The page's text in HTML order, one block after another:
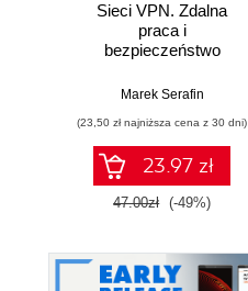
Sieci VPN. Zdalna
praca i
bezpieczeństwo
rozszerzone
Marek Serafin
(23,50 zł najniższa cena z 30 dni)
23.97 zł
47.00zł (-49%)